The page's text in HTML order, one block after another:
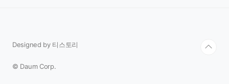
Designed by 티스토리
© Daum Corp.